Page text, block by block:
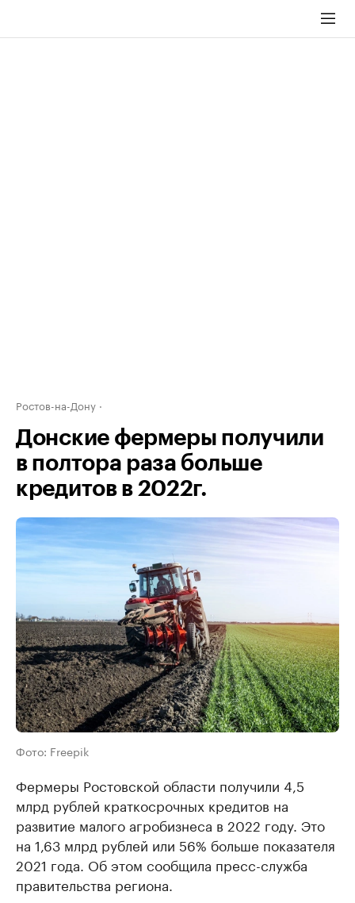
Ростов-на-Дону
Донские фермеры получили
в полтора раза больше
кредитов в 2022г.
Фото: Freepik
Фермеры Ростовской области получили 4,5
млрд рублей краткосрочных кредитов на
развитие малого агробизнеса в 2022 году. Это
на 1,63 млрд рублей или 56% больше показателя
2021 года. Об этом сообщила пресс-служба
правительства региона.